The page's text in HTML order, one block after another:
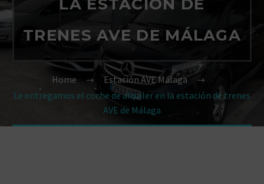
LA ESTACIÓN DE
TRENES AVE DE MÁLAGA
Home
Estación AVE Málaga
Le entregamos el coche de alquiler en la estación de trenes
AVE de Málaga